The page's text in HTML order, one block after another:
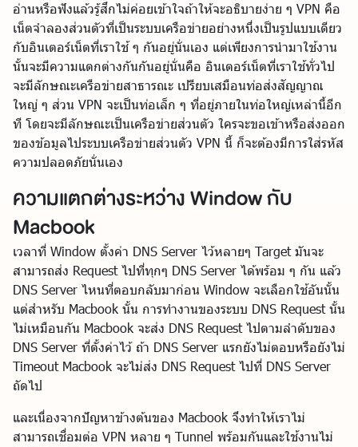
อ่านหรือฟังแล้วรู้สึกไม่ค่อยเข้าใจถ้าให้จะอธิบายง่าย ๆ VPN คือ
เน็ตจำลองส่วนตัวที่เป็นระบบเครือข่ายอย่างหนึ่งเป็นรูปแบบเดียว
กับอินเตอร์เน็ตที่เราใช้ ๆ กันอยู่นั่นเอง แต่เพียงการนำมาใช้งาน
นั้นจะมีความแตกต่างกันกันอยู่นั่นคือ อินเตอร์เน็ตที่เราใช้ทั่วไป
จะมีลักษณะเครือข่ายสาธารณะ เปรียบเสมือนท่อส่งสัญญาณ
ใหญ่ ๆ ส่วน VPN จะเป็นท่อเล็ก ๆ ที่อยู่ภายในท่อใหญ่เหล่านี้อีก
ที โดยจะมีลักษณะเป็นเครือข่ายส่วนตัว ใครจะขอเข้าหรือส่งออก
ของข้อมูลไประบบเครือข่ายส่วนตัว VPN นี้ ก็จะต้องมีการใส่รหัส
ความปลอดภัยนั่นเอง
ความแตกต่างระหว่าง Window กับ
Macbook
เวลาที่ Window ตั้งค่า DNS Server ไว้หลายๆ Target มันจะ
สามารถส่ง Request ไปที่ทุกๆ DNS Server ได้พร้อม ๆ กัน แล้ว
DNS Server ไหนที่ตอบกลับมาก่อน Window จะเลือกใช้อันนั้น
แต่สำหรับ Macbook นั้น การทำงานของระบบ DNS Request นั้น
ไม่เหมือนกัน Macbook จะส่ง DNS Request ไปตามลำดับของ
DNS Server ที่ตั้งค่าไว้ ถ้า DNS Server แรกยังไม่ตอบหรือยังไม่
Timeout Macbook จะไม่ส่ง DNS Request ไปที่ DNS Server
ถัดไป
และเนื่องจากปัญหาข้างต้นของ Macbook จึงทำให้เราไม่
สามารถเชื่อมต่อ VPN หลาย ๆ Tunnel พร้อมกันและใช้งานไม่